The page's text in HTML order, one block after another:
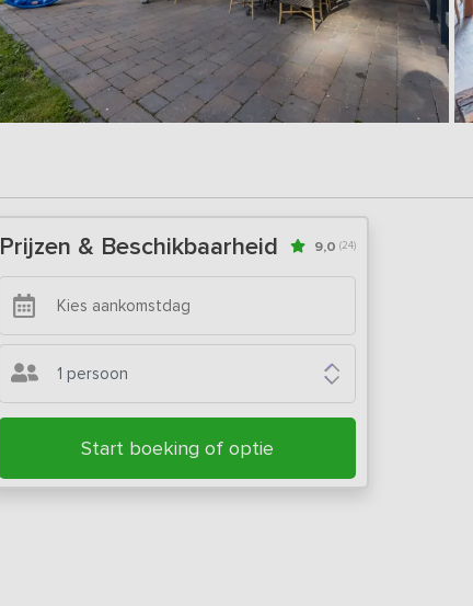
Prijzen & Beschikbaarheid 9,0 (24)
1 persoon
Start boeking of optie